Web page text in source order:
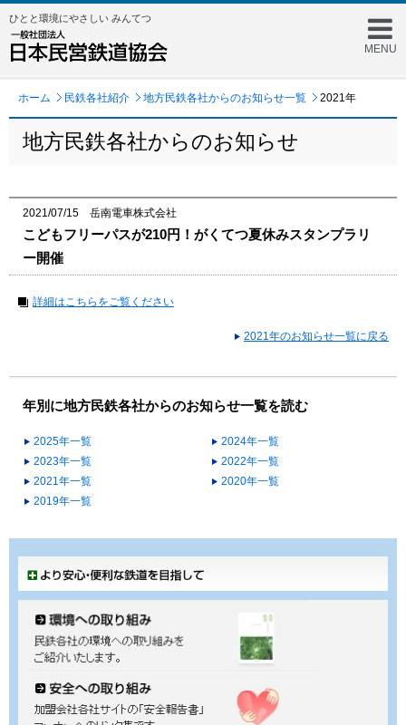
MENU
ひとと環境にやさしい みんてつ
ホーム 民鉄各社紹介 地方民鉄各社からのお知らせ一覧 2021年
地方民鉄各社からのお知らせ
2021/07/15 岳南電車株式会社
こどもフリーパスが210円！がくてつ夏休みスタンプラリ
ー開催
詳細はこちらをご覧ください
2021年のお知らせ一覧に戻る
年別に地方民鉄各社からのお知らせ一覧を読む
2025年一覧
2024年一覧
2023年一覧
2022年一覧
2021年一覧
2020年一覧
2019年一覧